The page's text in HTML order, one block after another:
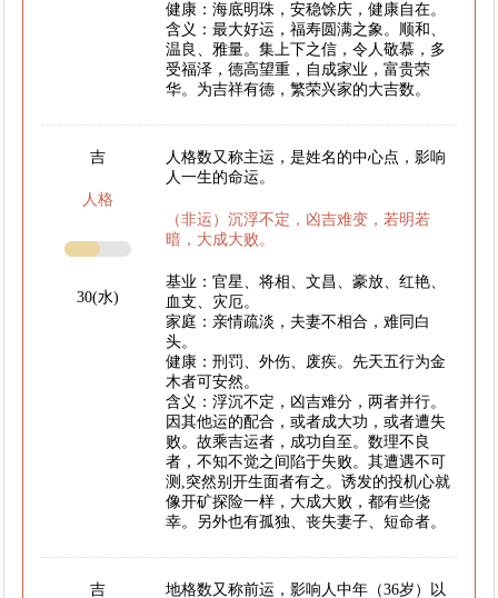
健康：海底明珠，安稳馀庆，健康自在。
含义：最大好运，福寿圆满之象。顺和、
温良、雅量。集上下之信，令人敬慕，多
受福泽，德高望重，自成家业，富贵荣
华。为吉祥有德，繁荣兴家的大吉数。
吉
人格
30(水)
人格数又称主运，是姓名的中心点，影响
人一生的命运。
（非运）沉浮不定，凶吉难变，若明若
暗，大成大败。
基业：官星、将相、文昌、豪放、红艳、
血支、灾厄。
家庭：亲情疏淡，夫妻不相合，难同白
头。
健康：刑罚、外伤、废疾。先天五行为金
木者可安然。
含义：浮沉不定，凶吉难分，两者并行。
因其他运的配合，或者成大功，或者遭失
败。故乘吉运者，成功自至。数理不良
者，不知不觉之间陷于失败。其遭遇不可
测,突然别开生面者有之。诱发的投机心就
像开矿探险一样，大成大败，都有些侥
幸。另外也有孤独、丧失妻子、短命者。
吉
地格数又称前运，影响人中年（36岁）以